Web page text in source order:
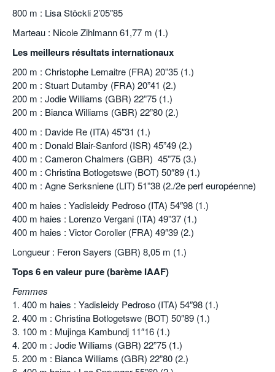
800 m : Lisa Stöckli 2’05″85
Marteau : Nicole Zihlmann 61,77 m (1.)
Les meilleurs résultats internationaux
200 m : Christophe Lemaitre (FRA) 20”35 (1.)
200 m : Stuart Dutamby (FRA) 20”41 (2.)
200 m : Jodie Williams (GBR) 22”75 (1.)
200 m : Bianca Williams (GBR) 22”80 (2.)
400 m : Davide Re (ITA) 45″31 (1.)
400 m : Donald Blair-Sanford (ISR) 45”49 (2.)
400 m : Cameron Chalmers (GBR) 45”75 (3.)
400 m : Christina Botlogetswe (BOT) 50″89 (1.)
400 m : Agne Serksniene (LIT) 51”38 (2./2e perf européenne)
400 m haies : Yadisleidy Pedroso (ITA) 54″98 (1.)
400 m haies : Lorenzo Vergani (ITA) 49”37 (1.)
400 m haies : Victor Coroller (FRA) 49″39 (2.)
Longueur : Feron Sayers (GBR) 8,05 m (1.)
Tops 6 en valeur pure (barème IAAF)
Femmes
1. 400 m haies : Yadisleidy Pedroso (ITA) 54″98 (1.)
2. 400 m : Christina Botlogetswe (BOT) 50″89 (1.)
3. 100 m : Mujinga Kambundj 11″16 (1.)
4. 200 m : Jodie Williams (GBR) 22”75 (1.)
5. 200 m : Bianca Williams (GBR) 22”80 (2.)